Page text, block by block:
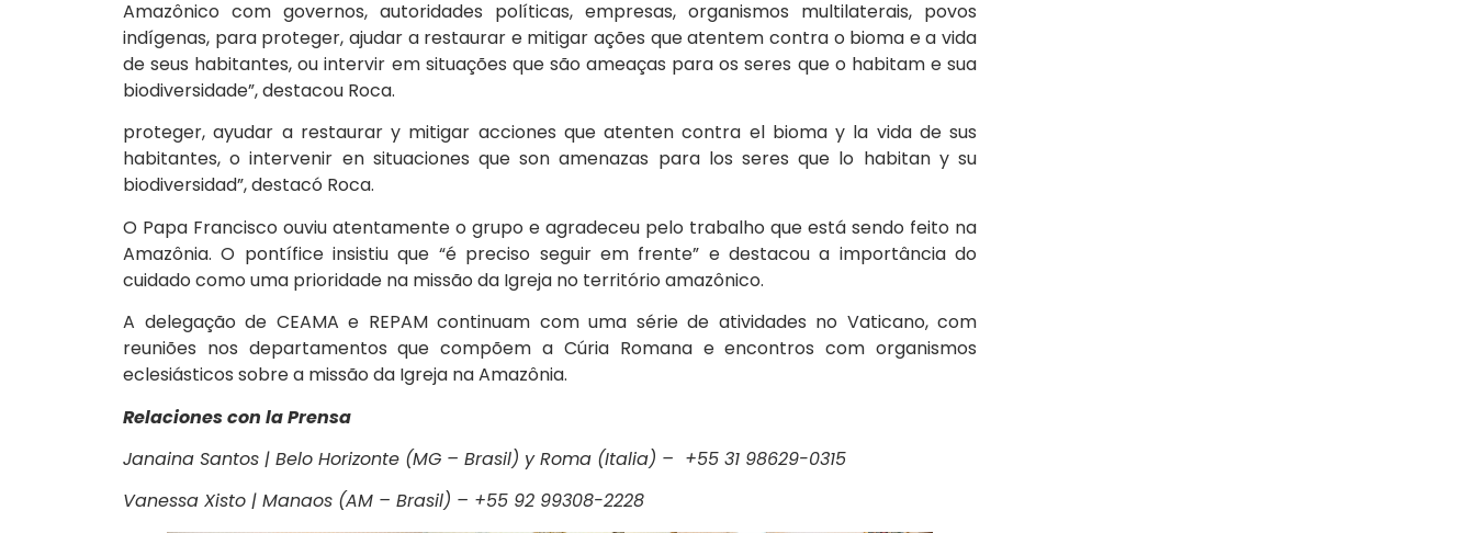
Amazônico com governos, autoridades políticas, empresas, organismos multilaterais, povos
indígenas, para proteger, ajudar a restaurar e mitigar ações que atentem contra o bioma e a vida
de seus habitantes, ou intervir em situações que são ameaças para os seres que o habitam e sua
biodiversidade”, destacou Roca.
proteger, ayudar a restaurar y mitigar acciones que atenten contra el bioma y la vida de sus
habitantes, o intervenir en situaciones que son amenazas para los seres que lo habitan y su
biodiversidad”, destacó Roca.
O Papa Francisco ouviu atentamente o grupo e agradeceu pelo trabalho que está sendo feito na
Amazônia. O pontífice insistiu que “é preciso seguir em frente” e destacou a importância do
cuidado como uma prioridade na missão da Igreja no território amazônico.
A delegação de CEAMA e REPAM continuam com uma série de atividades no Vaticano, com
reuniões nos departamentos que compõem a Cúria Romana e encontros com organismos
eclesiásticos sobre a missão da Igreja na Amazônia.
Relaciones con la Prensa
Janaina Santos | Belo Horizonte (MG – Brasil) y Roma (Italia) – +55 31 98629-0315
Vanessa Xisto | Manaos (AM – Brasil) – +55 92 99308-2228